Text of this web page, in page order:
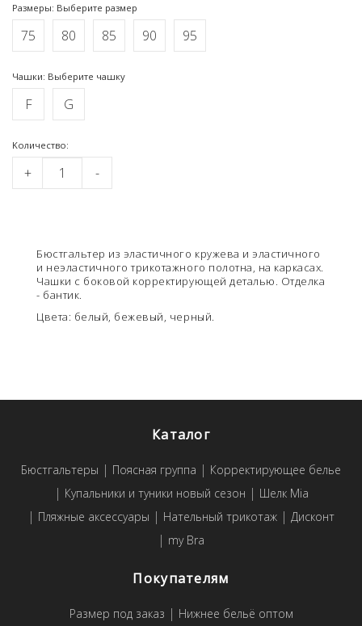
Размеры: Выберите размер
75 80 85 90 95
Чашки: Выберите чашку
F G
Kоличество:
+ -
Бюстгальтер из эластичного кружева и эластичного
и неэластичного трикотажного полотна, на каркасах.
Чашки с боковой корректирующей деталью. Отделка
- бантик.
Цвета: белый, бежевый, черный.
Каталог
Бюстгальтеры Поясная группа
Корректирующее белье
Купальники и туники новый сезон
Шелк Mia
Пляжные аксессуары
Нательный трикотаж
Дисконт
my Bra
Покупателям
Размер под заказ Нижнее бельё оптом